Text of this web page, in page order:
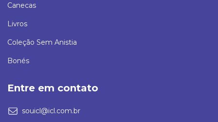
Canecas
Livros
Coleção Sem Anistia
Bonés
Entre em contato
souicl@icl.com.br